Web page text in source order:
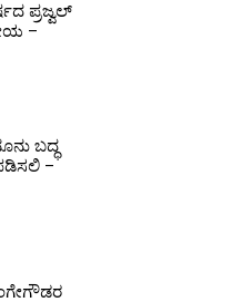
ಪ್ರಜ್ವಲ್
–
ಬದ್ಧ
–